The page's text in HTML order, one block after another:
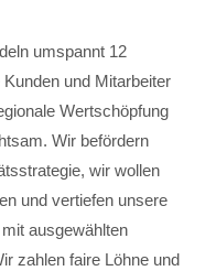
umspannt 12
und Mitarbeiter
Wertschöpfung
Wir befördern
wir wollen
und vertiefen unsere
ausgewählten
zahlen faire Löhne und